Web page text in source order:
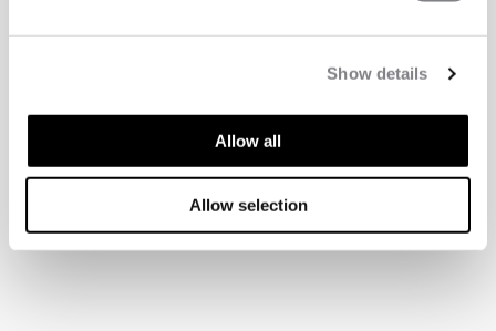
Show details
Allow all
Allow selection